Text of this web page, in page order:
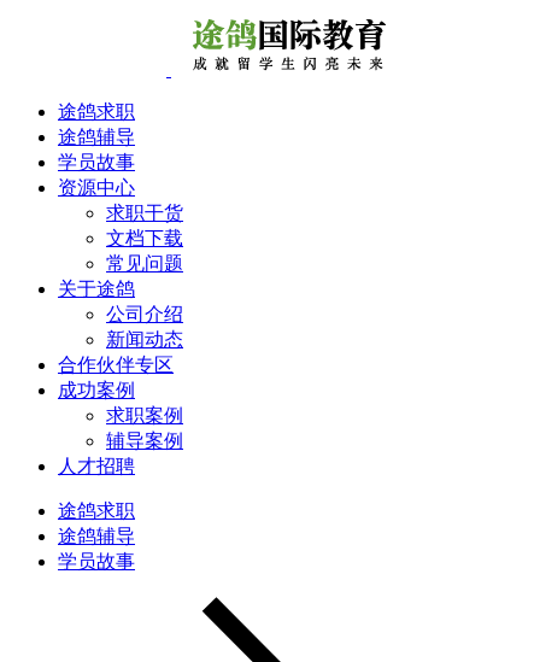
途鸽求职
途鸽辅导
学员故事
资源中心
求职干货
文档下载
常见问题
关于途鸽
公司介绍
新闻动态
合作伙伴专区
成功案例
求职案例
辅导案例
人才招聘
途鸽求职
途鸽辅导
学员故事